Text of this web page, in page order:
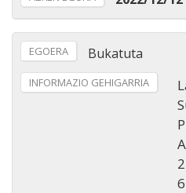
EGOERA Bukatuta
INFORMAZIO GEHIGARRIA